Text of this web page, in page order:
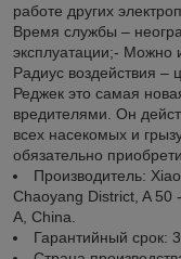
работе других
Время службы –
эксплуатации;- Можно
Радиус воздействия
Реджек это самая
вредителями. Он
всех насекомых и
обязательно
Производитель:
Chaoyang District, A 50
A, China.
Гарантийный срок: